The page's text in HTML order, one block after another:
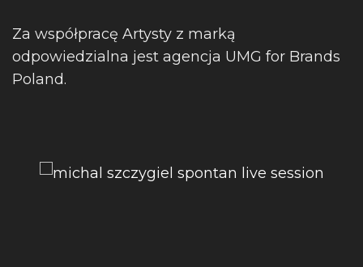
Za współpracę Artysty z marką
odpowiedzialna jest agencja UMG for Brands
Poland.